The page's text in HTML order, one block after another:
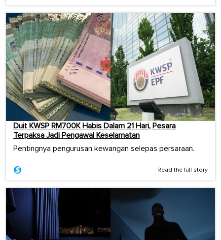
Duit KWSP RM700K Habis Dalam 21 Hari, Pesara
Terpaksa Jadi Pengawal Keselamatan
Pentingnya pengurusan kewangan selepas persaraan.
Read the full story